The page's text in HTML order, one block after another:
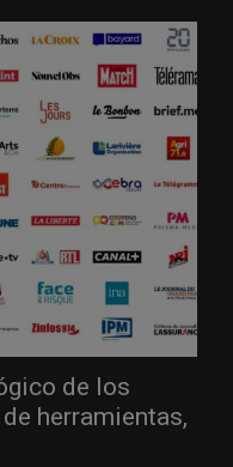
de los
herramientas,